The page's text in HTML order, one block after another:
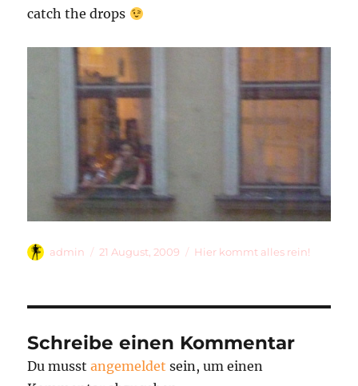
catch the drops
Autor
admin
Veröffentlicht
21 August, 2009 Kategorien
Hier kommt alles rein!
Schreibe einen Kommentar
Du musstangemeldet sein, um einen